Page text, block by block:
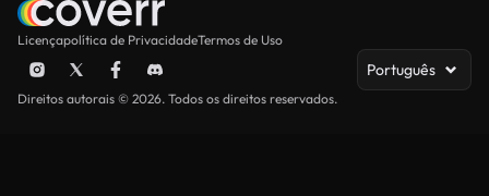
Licençapolítica de PrivacidadeTermos de Uso
Português
Direitos autorais © 2026. Todos os direitos reservados.